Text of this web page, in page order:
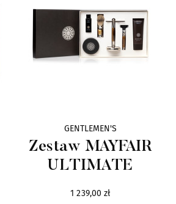
GENTLEMEN'S
Zestaw MAYFAIR
ULTIMATE
1 239,00 zł